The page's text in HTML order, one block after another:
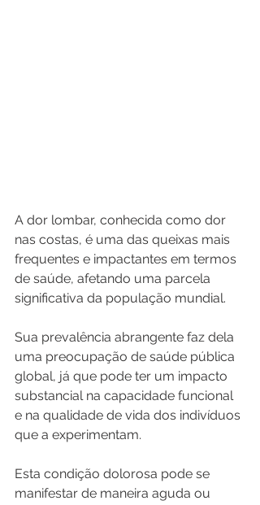
A dor lombar, conhecida como dor
nas costas, é uma das queixas mais
frequentes e impactantes em termos
de saúde, afetando uma parcela
significativa da população mundial.
Sua prevalência abrangente faz dela
uma preocupação de saúde pública
global, já que pode ter um impacto
substancial na capacidade funcional
e na qualidade de vida dos indivíduos
que a experimentam.
Esta condição dolorosa pode se
manifestar de maneira aguda ou